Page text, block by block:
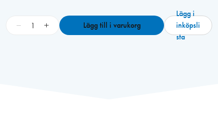
+ Lägg till i varukorg
Lägg i
inköpsli
sta